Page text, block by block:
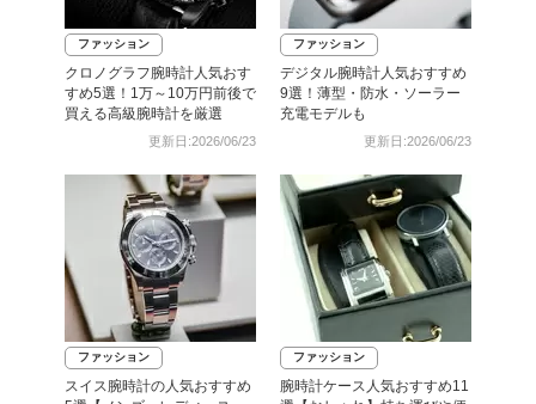
ファッション
クロノグラフ腕時計人気おす
すめ5選！1万～10万円前後で
買える高級腕時計を厳選
更新日:2026/06/23
ファッション
デジタル腕時計人気おすすめ
9選！薄型・防水・ソーラー
充電モデルも
更新日:2026/06/23
ファッション
スイス腕時計の人気おすすめ
ファッション
腕時計ケース人気おすすめ11